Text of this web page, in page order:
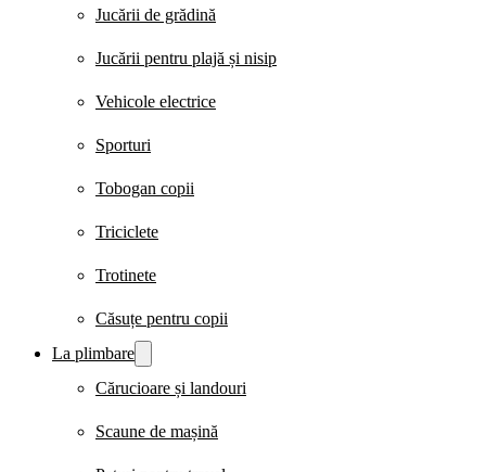
Jucării de grădină
Jucării pentru plajă și nisip
Vehicole electrice
Sporturi
Tobogan copii
Triciclete
Trotinete
Căsuțe pentru copii
La plimbare
Cărucioare și landouri
Scaune de mașină